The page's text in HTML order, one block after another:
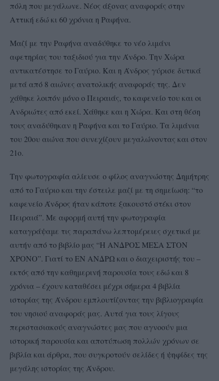
πόλη που μεγάλωνε. Νέος άξονας αναφοράς στην
Αττική εδώ κι 60 χρόνια η Ραφήνα.
Μαζί με την Ραφήνα αναδύθηκε το νέο λιμάνι
αφετηρίας του ταξιδιού για την Άνδρο. Την Χώρα
αντικατέστησε το Γαύριο. Και η Άνδρος γύρισε δυτικά
μετά από 8 αιώνες ανατολικής αναφοράς της. Δεν
χάθηκε λοιπόν μόνο ο Πειραιάς, το καφενείο του και οι
Ανδριώτες από εκεί. Χάθηκε και η Χώρα. Και στη θέση
τους αναδύθηκαν η Ραφήνα και το Γαύριο. Τα λιμάνια
του 20ου αιώνα που συνεχίζουν μεγαλώνοντας και στον
21ο.
Την φωτογραφία αλίευσε ο φίλος αναγνώστης Δημήτρης
από το Γαύριο και την έστειλε μαζί με τη σημείωση: “το
καφενείο Άνδρος ήταν κάποτε ξακουστό στέκι στον
Πειραιά”. Με αφορμή αυτή την φωτογραφία
καταγράψαμε τις παραπάνω λεπτομέρειες σχετικά με
αυτήν από το βιβλίο μας “Η ΑΝΔΡΟΣ ΜΕΣΑ ΣΤΟΝ
ΧΡΟΝΟ”. Γιατί το ΕΝ ΑΝΔΡΩ και ο διαχειριστής του –
εκτός από την καθημερινή παρουσία τους εδώ και 8
χρόνια – έχουν καταθέσει μέχρι σήμερα 4 βιβλία
ιστορίας της Άνδρου εμπλουτίζοντας την βιβλιογραφία
του νησιού αναφοράς μας. Αυτά για τους λίγους
περιστασιακούς αναγνώστες μας που αγνοούν μια
ιστορική παρουσία και αποτύπωση πολλών χρόνων σε
βιβλία και άρθρα, που συγκροτούν σελίδες ή ψηφίδες της
μεγάλης ιστορίας της Άνδρου.